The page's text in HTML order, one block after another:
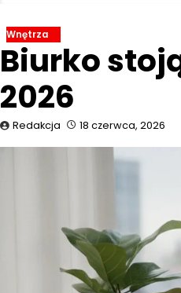
Wnętrza
Biurko
2026
Redakcja 18 czerwca, 2026